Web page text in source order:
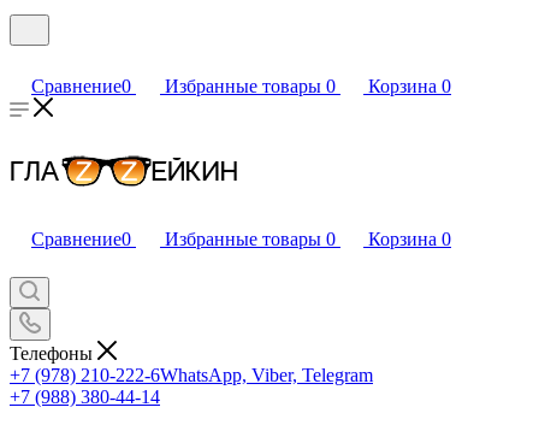
Сравнение0 Избранные товары 0 Корзина 0
Сравнение0 Избранные товары 0 Корзина 0
Телефоны
+7 (978) 210-222-6WhatsApp, Viber, Telegram
+7 (988) 380-44-14